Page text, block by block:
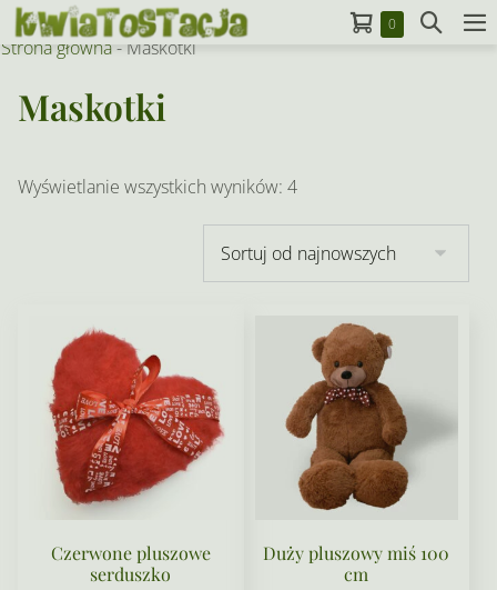
Skip
to
Koszyk
0ItemsSearch
Strona główna- Maskotki
Maskotki
Wyświetlanie wszystkich wyników: 4Posortowane
najnowszych
Czerwone pluszowe
serduszko
Duży pluszowy miś 100
cm